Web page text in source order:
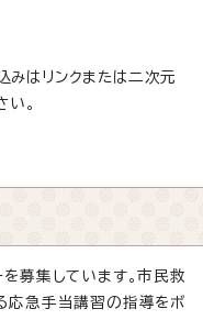
はリンクまたは二次元
い。
募集しています。市民救
応急手当講習の指導をボ